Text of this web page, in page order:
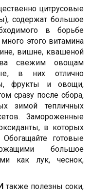
цитрусовые
содержат большое
в борьбе
этого витамина
вишне, квашеной
свежим овощам
в них отлично
фрукты и овощи,
сразу после сбора,
зимой тепличных
Замороженные
в которых
готовые
большое
как лук, чеснок,
также полезны соки,